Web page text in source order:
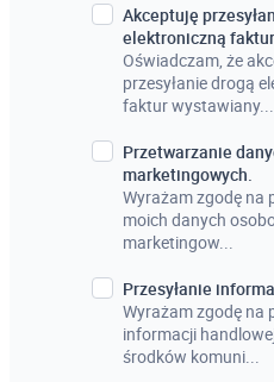
Akceptuję
elektroniczną
Oświadczam, że
przesyłanie drogą
faktur wystawiany...
Przetwarzanie
marketingowych.
Wyrażam zgodę na
moich danych
marketingow...
Przesyłanie
Wyrażam zgodę na
informacji
środków komuni...